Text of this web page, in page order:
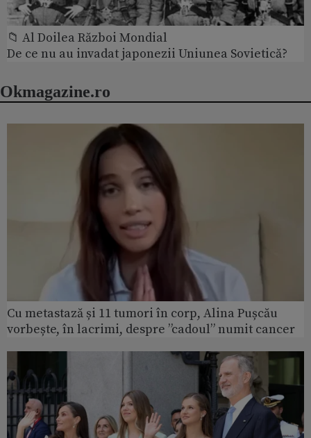
📁 Al Doilea Război Mondial
De ce nu au invadat japonezii Uniunea Sovietică?
Okmagazine.ro
Cu metastază și 11 tumori în corp, Alina Pușcău
vorbește, în lacrimi, despre ”cadoul” numit cancer